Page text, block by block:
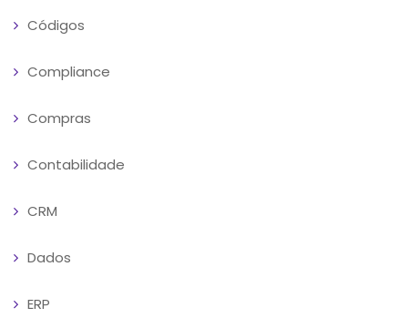
Códigos
Compliance
Compras
Contabilidade
CRM
Dados
ERP